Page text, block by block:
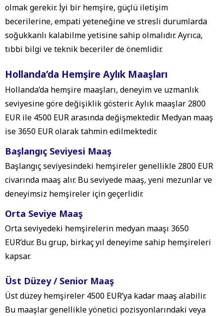
olmak gerekir. İyi bir hemşire, güçlü iletişim
becerilerine, empati yeteneğine ve stresli durumlarda
soğukkanlı kalabilme yetisine sahip olmalıdır. Ayrıca,
tıbbi bilgi ve teknik beceriler de önemlidir.
Hollanda’da Hemşire Aylık Maaşları
Hollanda’da hemşire maaşları, deneyim ve uzmanlık
seviyesine göre değişiklik gösterir. Aylık maaşlar 2800
EUR ile 4500 EUR arasında değişmektedir. Medyan maaş
ise 3650 EUR olarak tahmin edilmektedir.
Başlangıç Seviyesi Maaş
Başlangıç seviyesindeki hemşireler genellikle 2800 EUR
civarında maaş alır. Bu seviyede maaş, yeni mezunlar ve
deneyimsiz hemşireler için geçerlidir.
Orta Seviye Maaş
Orta seviyedeki hemşirelerin medyan maaşı 3650
EUR’dur. Bu grup, birkaç yıl deneyime sahip hemşireleri
kapsar.
Üst Düzey / Senior Maaş
Üst düzey hemşireler 4500 EUR’ya kadar maaş alabilir.
Bu maaşlar genellikle yönetici pozisyonlarındaki veya